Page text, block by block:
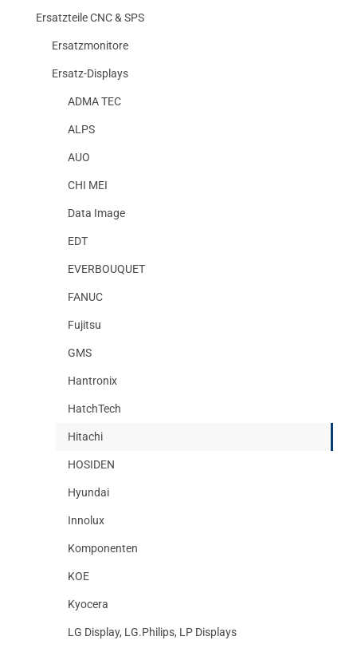
Ersatzteile CNC & SPS
Ersatzmonitore
Ersatz-Displays
ADMA TEC
ALPS
AUO
CHI MEI
Data Image
EDT
EVERBOUQUET
FANUC
Fujitsu
GMS
Hantronix
HatchTech
Hitachi
HOSIDEN
Hyundai
Innolux
Komponenten
KOE
Kyocera
LG Display, LG.Philips, LP Displays